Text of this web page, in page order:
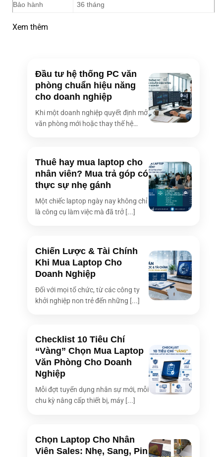
Bảo hành 36 tháng
Xem thêm
Đầu tư hệ thống PC văn
phòng chuẩn hiệu năng
cho doanh nghiệp
Khi một doanh nghiệp quyết định mở
văn phòng mới hoặc thay thế hệ
Thuê hay mua laptop cho
nhân viên? Mua trả góp có
thực sự nhẹ gánh
Một chiếc laptop ngày nay không chỉ
là công cụ làm việc mà đã trở [...]
Chiến Lược & Tài Chính
Khi Mua Laptop Cho
Doanh Nghiệp
Đối với mọi tổ chức, từ các công ty
khởi nghiệp non trẻ đến những [...]
Checklist 10 Tiêu Chí
“Vàng” Chọn Mua Laptop
Văn Phòng Cho Doanh
Nghiệp
Mỗi đợt tuyển dụng nhân sự mới, mỗi
chu kỳ nâng cấp thiết bị, máy [...]
Chọn Laptop Cho Nhân
Viên Sales: Nhẹ, Sang, Pin